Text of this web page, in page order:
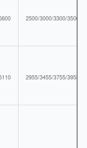
2500/3000/3300/3500/
2955/3455/3755/3955/